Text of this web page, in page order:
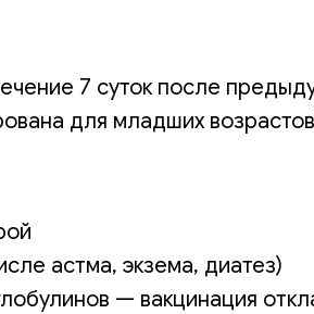
7 суток после
для младших
астма, экзема, диатез)
— вакцинация